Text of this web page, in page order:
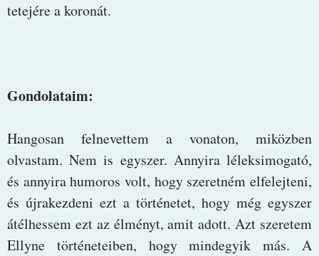
tetejére a koronát.
Gondolataim:
Hangosan felnevettem a vonaton, miközben
olvastam. Nem is egyszer. Annyira léleksimogató,
és annyira humoros volt, hogy szeretném elfelejteni,
és újrakezdeni ezt a történetet, hogy még egyszer
átélhessem ezt az élményt, amit adott. Azt szeretem
Ellyne történeteiben, hogy mindegyik más. A